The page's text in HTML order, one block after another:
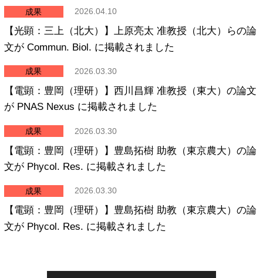
成果 2026.04.10
【光顕：三上（北大）】上原亮太 准教授（北大）らの論
文が Commun. Biol. に掲載されました
成果 2026.03.30
【電顕：豊岡（理研）】西川昌輝 准教授（東大）の論文
が PNAS Nexus に掲載されました
成果 2026.03.30
【電顕：豊岡（理研）】豊島拓樹 助教（東京農大）の論
文が Phycol. Res. に掲載されました
成果 2026.03.30
【電顕：豊岡（理研）】豊島拓樹 助教（東京農大）の論
文が Phycol. Res. に掲載されました